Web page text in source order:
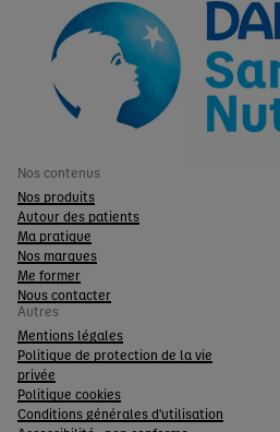
Nos contenus
Nos produits
Autour des patients
Ma pratique
Nos marques
Me former
Nous contacter
Autres
Mentions légales
Politique de protection de la vie
privée
Politique cookies
Conditions générales d'utilisation